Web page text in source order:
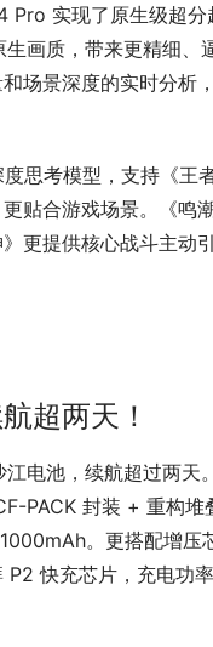
实现了原生级超
画质，带来更精细
场景深度的实时分析
思考模型，支持《王
贴合游戏场景。《鸣
更提供核心战斗主动
超两天！
电池，续航超过两天
PACK 封装 + 重构
。更搭配增压
快充芯片，充电功